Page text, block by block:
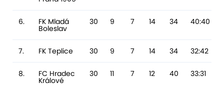
6. FK Mladá
Boleslav
30 9 7 14 34 40:40
7. FK Teplice 30 9 7 14 34 32:42
8. FC Hradec
Králové
30 11 7 12 40 33:31